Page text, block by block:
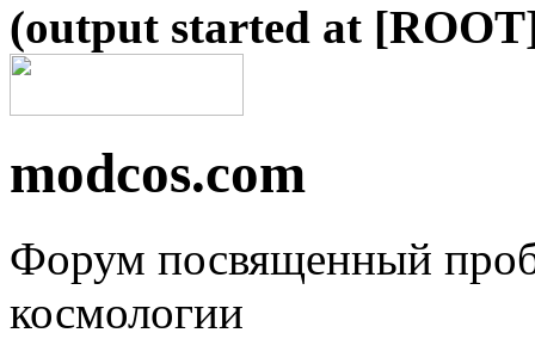
(output started at
modcos.com
Форум посвященный
космологии